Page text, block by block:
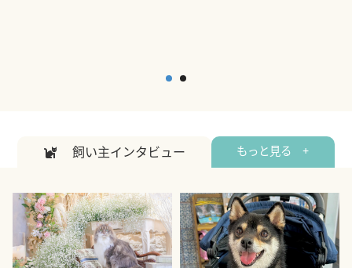
飼い主インタビュー もっと見る +